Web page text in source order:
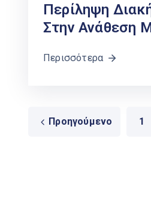
Περίληψη
Στην
Περισσότερα
Προηγούμενο 1